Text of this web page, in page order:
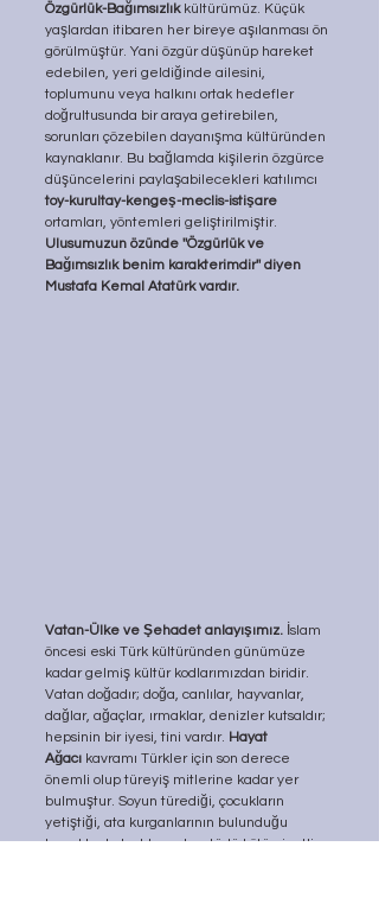
Özgürlük-Bağımsızlık kültürümüz. Küçük
yaşlardan itibaren her bireye aşılanması ön
görülmüştür. Yani özgür düşünüp hareket
edebilen, yeri geldiğinde ailesini,
toplumunu veya halkını ortak hedefler
doğrultusunda bir araya getirebilen,
sorunları çözebilen dayanışma kültüründen
kaynaklanır. Bu bağlamda kişilerin özgürce
düşüncelerini paylaşabilecekleri katılımcı
toy-kurultay-kengeş-meclis-istişare
ortamları, yöntemleri geliştirilmiştir.
Ulusumuzun özünde ''Özgürlük ve
Bağımsızlık benim karakterimdir'' diyen
Mustafa Kemal Atatürk vardır.
Vatan-Ülke ve Şehadet anlayışımız. İslam
öncesi eski Türk kültüründen günümüze
kadar gelmiş kültür kodlarımızdan biridir.
Vatan doğadır; doğa, canlılar, hayvanlar,
dağlar, ağaçlar, ırmaklar, denizler kutsaldır;
hepsinin bir iyesi, tini vardır. Hayat
Ağacı kavramı Türkler için son derece
önemli olup türeyiş mitlerine kadar yer
bulmuştur. Soyun türediği, çocukların
yetiştiği, ata kurganlarının bulunduğu
topraklar kutsaldır ve her türlü kötü niyetli